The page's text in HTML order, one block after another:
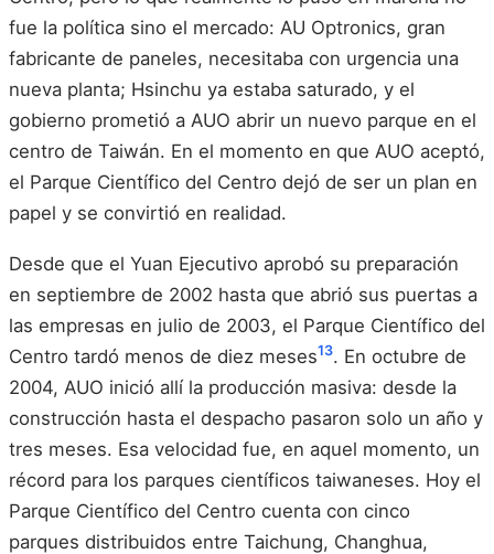
fue la política sino el mercado: AU Optronics, gran
fabricante de paneles, necesitaba con urgencia una
nueva planta; Hsinchu ya estaba saturado, y el
gobierno prometió a AUO abrir un nuevo parque en el
centro de Taiwán. En el momento en que AUO aceptó,
el Parque Científico del Centro dejó de ser un plan en
papel y se convirtió en realidad.
Desde que el Yuan Ejecutivo aprobó su preparación
en septiembre de 2002 hasta que abrió sus puertas a
las empresas en julio de 2003, el Parque Científico del
Centro tardó menos de diez meses13. En octubre de
2004, AUO inició allí la producción masiva: desde la
construcción hasta el despacho pasaron solo un año y
tres meses. Esa velocidad fue, en aquel momento, un
récord para los parques científicos taiwaneses. Hoy el
Parque Científico del Centro cuenta con cinco
parques distribuidos entre Taichung, Changhua,